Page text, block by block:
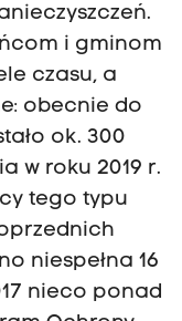
i gminom
czasu, a
obecnie do
ok. 300
w roku 2019 r.
tego typu
niespełna 16
nieco ponad